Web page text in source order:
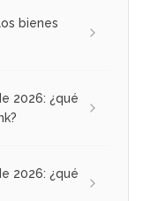
bienes
2026: ¿qué
2026: ¿qué